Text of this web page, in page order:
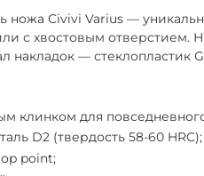
ножа Civivi Varius —
с хвостовым отверстием.
накладок — стеклопластик
клинком для
D2 (твердость 58-60 HRC);
point;